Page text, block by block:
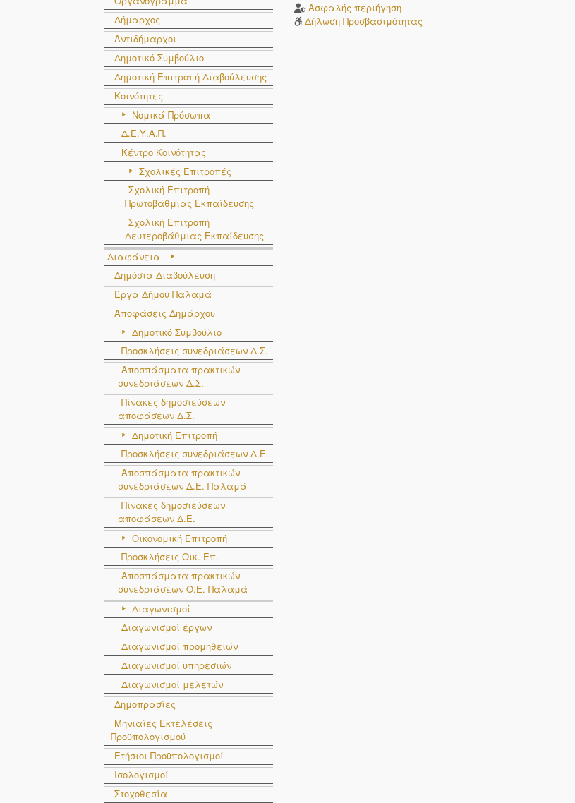
Δήμαρχος
Αντιδήμαρχοι
Δημοτικό Συμβούλιο
Δημοτική Επιτροπή Διαβούλευσης
Κοινότητες
Νομικά Πρόσωπα
Δ.Ε.Υ.Α.Π.
Κέντρο Κοινότητας
Σχολικές Επιτροπές
Σχολική Επιτροπή
Πρωτοβάθμιας Εκπαίδευσης
Σχολική Επιτροπή
Δευτεροβάθμιας Εκπαίδευσης
Διαφάνεια
Δημόσια Διαβούλευση
Έργα Δήμου Παλαμά
Αποφάσεις Δημάρχου
Δημοτικό Συμβούλιο
Προσκλήσεις συνεδριάσεων Δ.Σ.
Αποσπάσματα πρακτικών
συνεδριάσεων Δ.Σ.
Πίνακες δημοσιεύσεων
αποφάσεων Δ.Σ.
Δημοτική Επιτροπή
Προσκλήσεις συνεδριάσεων Δ.Ε.
Αποσπάσματα πρακτικών
συνεδριάσεων Δ.E. Παλαμά
Πίνακες δημοσιεύσεων
αποφάσεων Δ.Ε.
Οικονομική Επιτροπή
Προσκλήσεις Οικ. Επ.
Αποσπάσματα πρακτικών
συνεδριάσεων Ο.E. Παλαμά
Διαγωνισμοί
Διαγωνισμοί έργων
Διαγωνισμοί προμηθειών
Διαγωνισμοί υπηρεσιών
Διαγωνισμοί μελετών
Δημοπρασίες
Μηνιαίες Εκτελέσεις
Προϋπολογισμού
Ετήσιοι Προϋπολογισμοί
Ισολογισμοί
Στοχοθεσία
Ασφαλής περιήγηση
Δήλωση Προσβασιμότητας